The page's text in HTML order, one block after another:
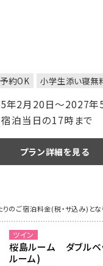
約OK 小学生添い寝無
年2月20日～2027年
泊当日の17時まで
プラン詳細を見る
のご宿泊料金(税・サ込み)とな
ツイン
桜島ルーム ダブル
ルーム)